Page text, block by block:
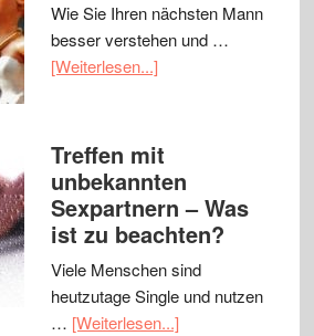
Wie Sie Ihren nächsten Mann
besser verstehen und …
[Weiterlesen...]
Treffen mit
unbekannten
Sexpartnern – Was
ist zu beachten?
Viele Menschen sind
heutzutage Single und nutzen
… [Weiterlesen...]